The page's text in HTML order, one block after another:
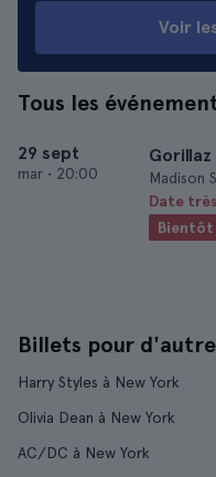
Voir
Tous les
29 sept
mar • 20:00
Gorillaz
Madison
Date
Billets pour
Harry Styles à New York
Olivia Dean à New York
AC/DC à New York